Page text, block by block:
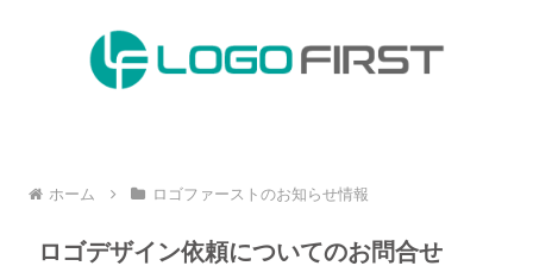
ホーム ロゴファーストのお知らせ情報
ロゴデザイン依頼についてのお問合せ